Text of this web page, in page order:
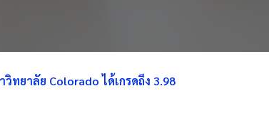
ยาลัย Colorado ได้เกรดถึง 3.98